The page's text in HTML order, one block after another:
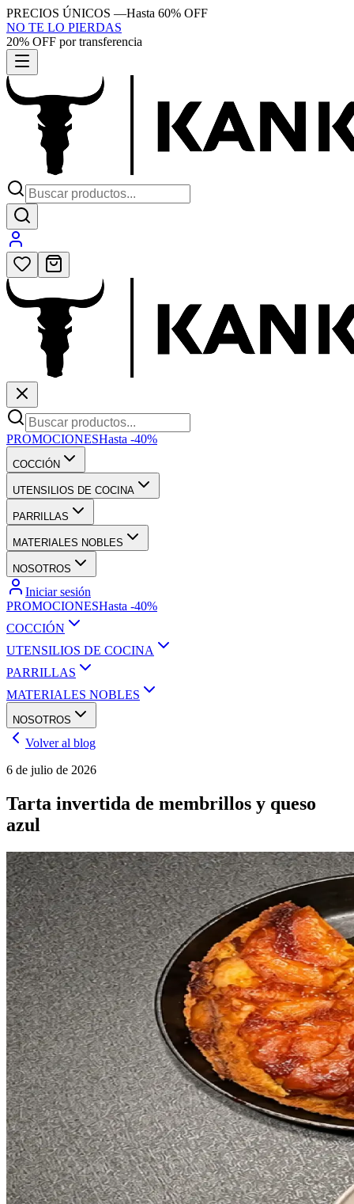
PRECIOS ÚNICOS —Hasta 60% OFF
NO TE LO PIERDAS
20% OFF por transferencia
PROMOCIONESHasta -40%
COCCIÓN
UTENSILIOS DE COCINA
PARRILLAS
MATERIALES NOBLES
NOSOTROS
Iniciar sesión
PROMOCIONESHasta -40%
COCCIÓN
UTENSILIOS DE COCINA
PARRILLAS
MATERIALES NOBLES
NOSOTROS
Volver al blog
6 de julio de 2026
Tarta invertida de membrillos y queso
azul